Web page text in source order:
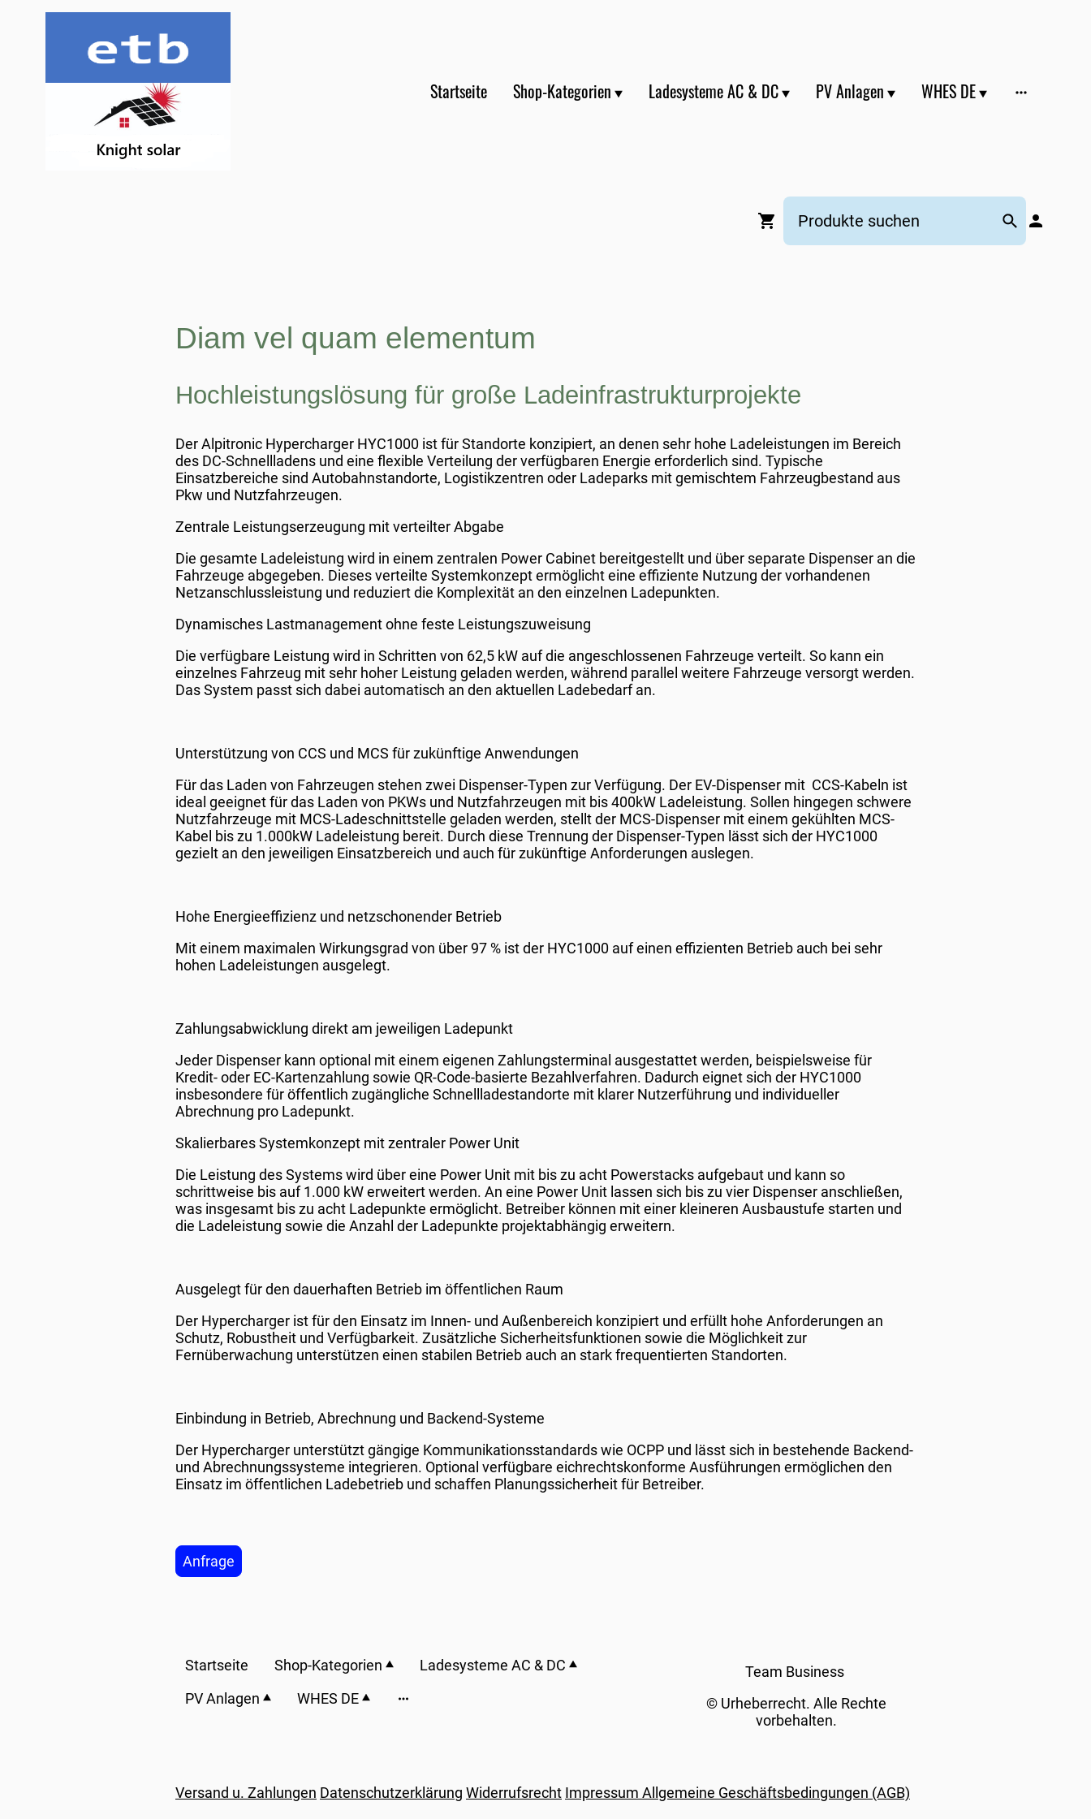
Startseite Shop-Kategorien Ladesysteme AC & DC PV Anlagen WHES DE
Diam vel quam elementum
Hochleistungslösung für große Ladeinfrastrukturprojekte
Der Alpitronic Hypercharger HYC1000 ist für Standorte konzipiert, an denen sehr hohe Ladeleistungen im Bereich
des DC-Schnellladens und eine flexible Verteilung der verfügbaren Energie erforderlich sind. Typische
Einsatzbereiche sind Autobahnstandorte, Logistikzentren oder Ladeparks mit gemischtem Fahrzeugbestand aus
Pkw und Nutzfahrzeugen.
Zentrale Leistungserzeugung mit verteilter Abgabe
Die gesamte Ladeleistung wird in einem zentralen Power Cabinet bereitgestellt und über separate Dispenser an die
Fahrzeuge abgegeben. Dieses verteilte Systemkonzept ermöglicht eine effiziente Nutzung der vorhandenen
Netzanschlussleistung und reduziert die Komplexität an den einzelnen Ladepunkten.
Dynamisches Lastmanagement ohne feste Leistungszuweisung
Die verfügbare Leistung wird in Schritten von 62,5 kW auf die angeschlossenen Fahrzeuge verteilt. So kann ein
einzelnes Fahrzeug mit sehr hoher Leistung geladen werden, während parallel weitere Fahrzeuge versorgt werden.
Das System passt sich dabei automatisch an den aktuellen Ladebedarf an.
Unterstützung von CCS und MCS für zukünftige Anwendungen
Für das Laden von Fahrzeugen stehen zwei Dispenser-Typen zur Verfügung. Der EV-Dispenser mit CCS-Kabeln ist
ideal geeignet für das Laden von PKWs und Nutzfahrzeugen mit bis 400kW Ladeleistung. Sollen hingegen schwere
Nutzfahrzeuge mit MCS-Ladeschnittstelle geladen werden, stellt der MCS-Dispenser mit einem gekühlten MCS-
Kabel bis zu 1.000kW Ladeleistung bereit. Durch diese Trennung der Dispenser-Typen lässt sich der HYC1000
gezielt an den jeweiligen Einsatzbereich und auch für zukünftige Anforderungen auslegen.
Hohe Energieeffizienz und netzschonender Betrieb
Mit einem maximalen Wirkungsgrad von über 97 % ist der HYC1000 auf einen effizienten Betrieb auch bei sehr
hohen Ladeleistungen ausgelegt.
Zahlungsabwicklung direkt am jeweiligen Ladepunkt
Jeder Dispenser kann optional mit einem eigenen Zahlungsterminal ausgestattet werden, beispielsweise für
Kredit- oder EC-Kartenzahlung sowie QR-Code-basierte Bezahlverfahren. Dadurch eignet sich der HYC1000
insbesondere für öffentlich zugängliche Schnellladestandorte mit klarer Nutzerführung und individueller
Abrechnung pro Ladepunkt.
Skalierbares Systemkonzept mit zentraler Power Unit
Die Leistung des Systems wird über eine Power Unit mit bis zu acht Powerstacks aufgebaut und kann so
schrittweise bis auf 1.000 kW erweitert werden. An eine Power Unit lassen sich bis zu vier Dispenser anschließen,
was insgesamt bis zu acht Ladepunkte ermöglicht. Betreiber können mit einer kleineren Ausbaustufe starten und
die Ladeleistung sowie die Anzahl der Ladepunkte projektabhängig erweitern.
Ausgelegt für den dauerhaften Betrieb im öffentlichen Raum
Der Hypercharger ist für den Einsatz im Innen- und Außenbereich konzipiert und erfüllt hohe Anforderungen an
Schutz, Robustheit und Verfügbarkeit. Zusätzliche Sicherheitsfunktionen sowie die Möglichkeit zur
Fernüberwachung unterstützen einen stabilen Betrieb auch an stark frequentierten Standorten.
Einbindung in Betrieb, Abrechnung und Backend-Systeme
Der Hypercharger unterstützt gängige Kommunikationsstandards wie OCPP und lässt sich in bestehende Backend-
und Abrechnungssysteme integrieren. Optional verfügbare eichrechtskonforme Ausführungen ermöglichen den
Einsatz im öffentlichen Ladebetrieb und schaffen Planungssicherheit für Betreiber.
Anfrage
Startseite Shop-Kategorien
Ladesysteme AC & DC
PV Anlagen
WHES DE
Team Business
© Urheberrecht. Alle Rechte
vorbehalten.
Versand u. Zahlungen Datenschutzerklärung Widerrufsrecht Impressum Allgemeine Geschäftsbedingungen (AGB)